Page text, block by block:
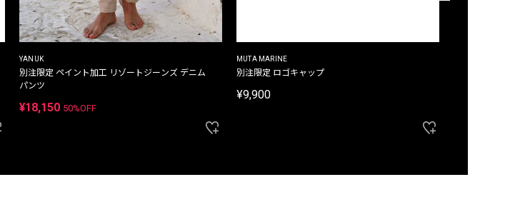
YANUK
別注限定 ペイント加工 リゾートジーンズ デニム
パンツ
¥18,150 50%OFF
MUTA MARINE
別注限定 ロゴキャップ
¥9,900